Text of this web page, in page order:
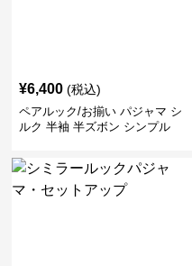
¥6,400 (税込)
ペアルック/お揃い パジャマ シ
ルク 半袖 半ズボン シンプル